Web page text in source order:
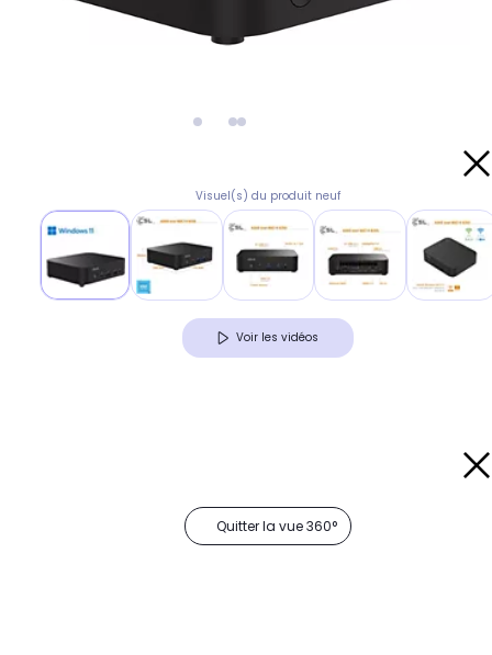
Visuel(s) du produit neuf
Voir les vidéos
Quitter la vue 360°